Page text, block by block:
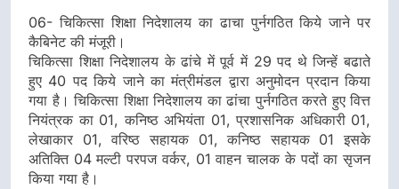
06- चिकित्सा शिक्षा निदेशालय का ढाचा पुर्नगठित किये जाने पर
कैबिनेट की मंजूरी।
चिकित्सा शिक्षा निदेशालय के ढांचे में पूर्व में 29 पद थे जिन्हें बढाते
हुए 40 पद किये जाने का मंत्रीमंडल द्वारा अनुमोदन प्रदान किया
गया है। चिकित्सा शिक्षा निदेशालय का ढांचा पुर्नगठित करते हुए वित्त
नियंत्रक का 01, कनिष्ठ अभियंता 01, प्रशासनिक अधिकारी 01,
लेखाकार 01, वरिष्ठ सहायक 01, कनिष्ठ सहायक 01 इसके
अतिक्ति 04 मल्टी परपज वर्कर, 01 वाहन चालक के पदों का सृजन
किया गया है।